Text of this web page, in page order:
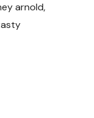
arnold,